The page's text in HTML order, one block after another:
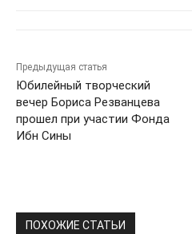
Предыдущая статья
Юбилейный творческий
вечер Бориса Резванцева
прошел при участии Фонда
Ибн Сины
ПОХОЖИЕ СТАТЬИ